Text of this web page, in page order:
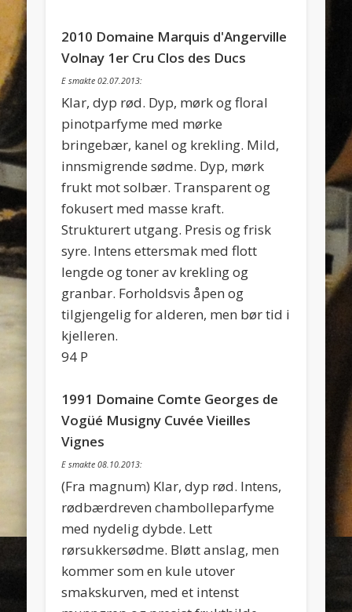
2010 Domaine Marquis d'Angerville
Volnay 1er Cru Clos des Ducs
E smakte 02.07.2013:
Klar, dyp rød. Dyp, mørk og floral
pinotparfyme med mørke
bringebær, kanel og krekling. Mild,
innsmigrende sødme. Dyp, mørk
frukt mot solbær. Transparent og
fokusert med masse kraft.
Strukturert utgang. Presis og frisk
syre. Intens ettersmak med flott
lengde og toner av krekling og
granbar. Forholdsvis åpen og
tilgjengelig for alderen, men bør tid i
kjelleren.
94 P
1991 Domaine Comte Georges de
Vogüé Musigny Cuvée Vieilles
Vignes
E smakte 08.10.2013:
(Fra magnum) Klar, dyp rød. Intens,
rødbærdreven chambolleparfyme
med nydelig dybde. Lett
rørsukkersødme. Bløtt anslag, men
kommer som en kule utover
smakskurven, med et intenst